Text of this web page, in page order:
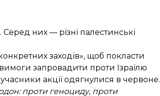
них — різні палестинські
заходів», щоб покласти
запровадити проти Ізраїлю
акції одягнулися в червоне.
проти геноциду, проти